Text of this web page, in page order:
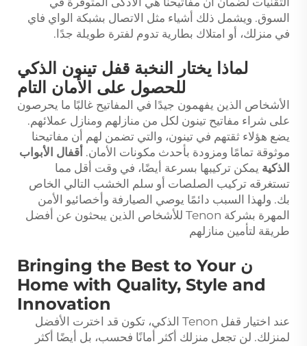
السوق. ويشمل ذلك أشياء مثل الاتصال بشبكة الواي فاي
في منزلك، أو امتلاك بطارية تدوم لفترة طويلة جدًا.
لماذا يختار النخبة قفل تينون الذكي
للحصول على الأمان التام
الأشخاص الذين يفهمون جيدًا في المفاتيح غالبًا ما يحرصون
على شراء مفاتيح تينون لكل من منازلهم ومنازل عملائهم.
يضع هؤلاء ثقتهم في تينون، والتي تضمن لهم أن مفاتيحنا
موثوقة تمامًا ومزودة بأحدث مكونات الأمان. أقفال الأبواب
الذكية يمكن تركيبها بسرعة أيضًا، في وقت أقل مما
تستغرقه تركيب الصلصات أو سلم الخشب التالي الخاص
بك. ولهذا السبب دائمًا يوصي الصيارفة وأخصائيو الأمن
المهرة بشركة Tenon للأشخاص الذين يبحثون عن أفضل
طريقة لتأمين منازلهم
ن Bringing the Best to Your
Home with Quality, Style and
Innovation
عند اختيار قفل Tenon الذكي، تكون قد اخترت الأفضل
لمنزلك. لن تجعل منزلك أكثر أمانًا فحسب، بل أيضًا أكثر